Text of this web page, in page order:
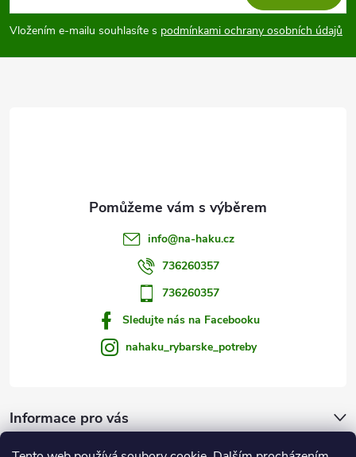
pVložením e-mailu souhlasíte s podmínkami ochrany osobních údajů
Informace pro vás
info@na-haku.cz
736260357
736260357
Sledujte nás na Facebooku
nahaku_rybarske_potreby